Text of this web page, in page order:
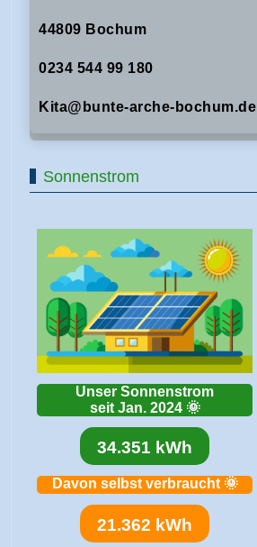
44809 Bochum
0234 544 99 180
Kita@bunte-arche-bochum.de
Sonnenstrom